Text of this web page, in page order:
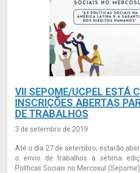
VII SEPOME/UCPEL ESTÁ
INSCRIÇÕES ABERTAS
DE TRABALHOS
3 de setembro de 2019
Até o dia 27 de setembro, estarão
o envio de trabalhos à sétima
Políticas Sociais no Mercosul